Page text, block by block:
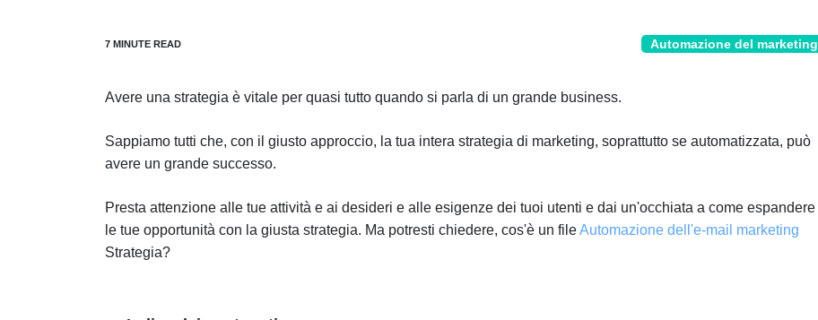
Automazione del marketing
Avere una strategia è vitale per quasi tutto quando si parla di un grande business.
Sappiamo tutti che, con il giusto approccio, la tua intera strategia di marketing, soprattutto se automatizzata, può
avere un grande successo.
Presta attenzione alle tue attività e ai desideri e alle esigenze dei tuoi utenti e dai un'occhiata a come espandere
le tue opportunità con la giusta strategia. Ma potresti chiedere, cos'è un fileAutomazione dell'e-mail marketing
Strategia?